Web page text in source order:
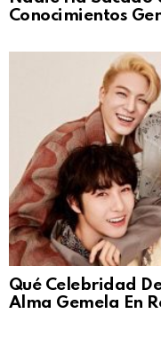
Conocimientos
Qué Celebridad
Alma Gemela En